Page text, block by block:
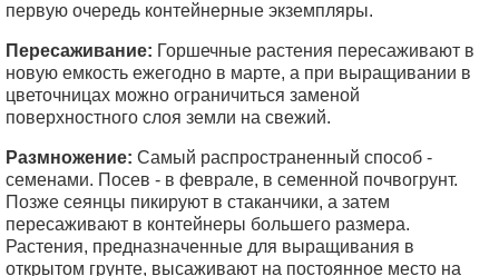
первую очередь контейнерные экземпляры.
Пересаживание: Горшечные растения пересаживают в
новую емкость ежегодно в марте, а при выращивании в
цветочницах можно ограничиться заменой
поверхностного слоя земли на свежий.
Размножение: Самый распространенный способ -
семенами. Посев - в феврале, в семенной почвогрунт.
Позже сеянцы пикируют в стаканчики, а затем
пересаживают в контейнеры большего размера.
Растения, предназначенные для выращивания в
открытом грунте, высаживают на постоянное место на